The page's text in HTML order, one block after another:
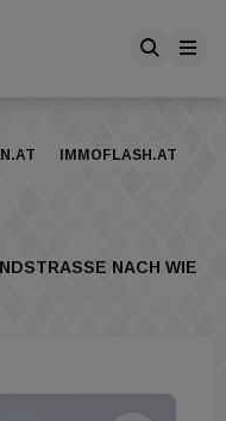
IMMOFLASH.AT
NACH WIE V